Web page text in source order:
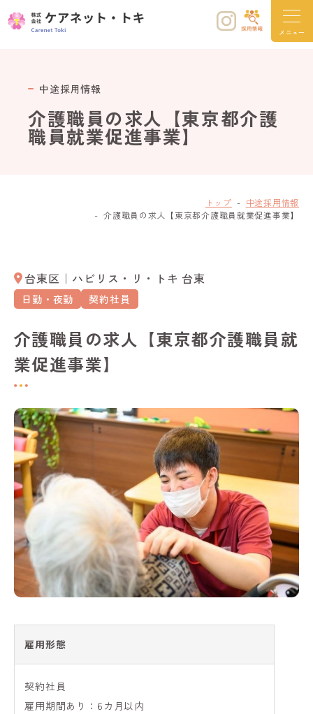
メニュー
中途採用情報
介護職員の求人【東京都介護
職員就業促進事業】
トップ
中途採用情報
介護職員の求人【東京都介護職員就業促進事業】
台東区 ｜ ハビリス・リ・トキ 台東
日勤・夜勤 契約社員
介護職員の求人【東京都介護職員就
業促進事業】
雇用形態
契約社員
雇用期間あり：6カ月以内